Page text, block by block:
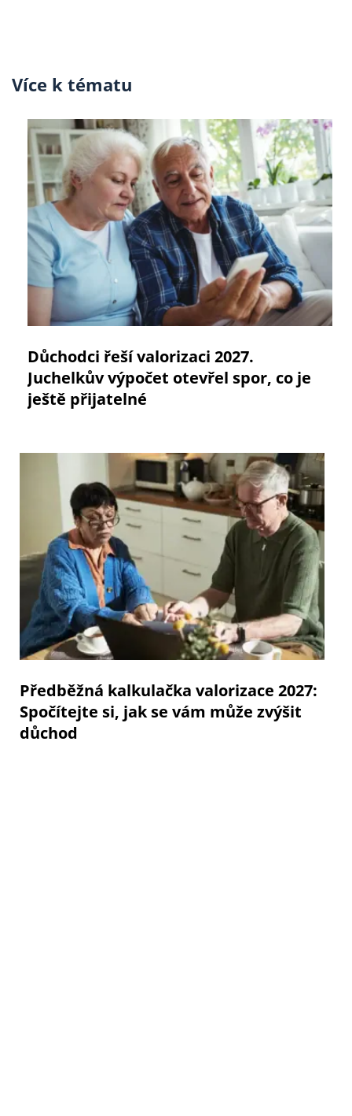
Více k tématu
Důchodci řeší valorizaci 2027.
Juchelkův výpočet otevřel spor, co je
ještě přijatelné
Předběžná kalkulačka valorizace 2027:
Spočítejte si, jak se vám může zvýšit
důchod